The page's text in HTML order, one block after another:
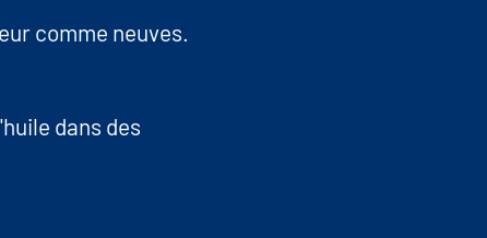
comme neuves.
dans des